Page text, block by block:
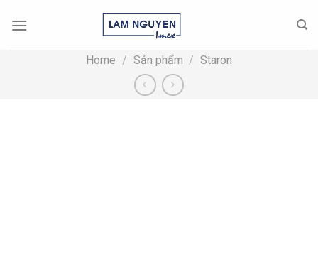
Home / Sản phẩm / Staron